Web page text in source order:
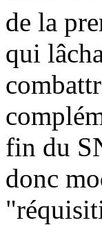
de la
qui
fin du
donc